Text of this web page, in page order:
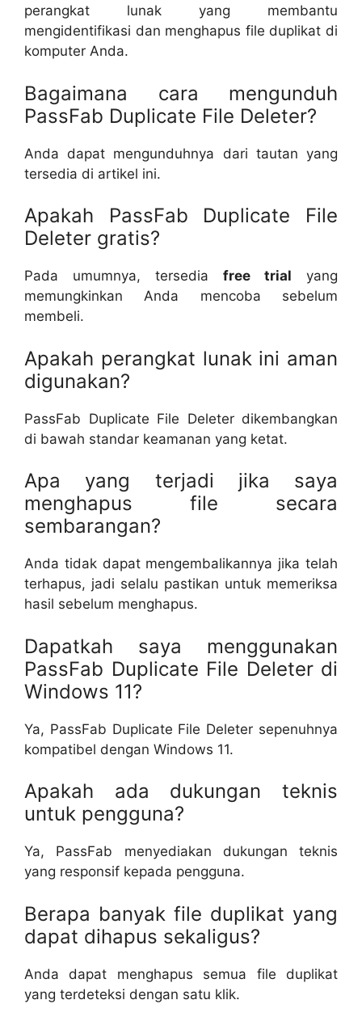
perangkat lunak yang membantu
mengidentifikasi dan menghapus file duplikat di
komputer Anda.
Bagaimana cara mengunduh
PassFab Duplicate File Deleter?
Anda dapat mengunduhnya dari tautan yang
tersedia di artikel ini.
Apakah PassFab Duplicate File
Deleter gratis?
Pada umumnya, tersedia free trial yang
memungkinkan Anda mencoba sebelum
membeli.
Apakah perangkat lunak ini aman
digunakan?
PassFab Duplicate File Deleter dikembangkan
di bawah standar keamanan yang ketat.
Apa yang terjadi jika saya
menghapus file secara
sembarangan?
Anda tidak dapat mengembalikannya jika telah
terhapus, jadi selalu pastikan untuk memeriksa
hasil sebelum menghapus.
Dapatkah saya menggunakan
PassFab Duplicate File Deleter di
Windows 11?
Ya, PassFab Duplicate File Deleter sepenuhnya
kompatibel dengan Windows 11.
Apakah ada dukungan teknis
untuk pengguna?
Ya, PassFab menyediakan dukungan teknis
yang responsif kepada pengguna.
Berapa banyak file duplikat yang
dapat dihapus sekaligus?
Anda dapat menghapus semua file duplikat
yang terdeteksi dengan satu klik.